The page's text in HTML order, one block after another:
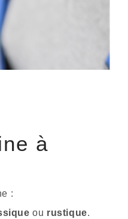
à
:
ou rustique.